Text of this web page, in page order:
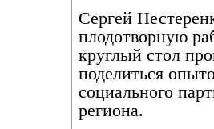
Сергей
плодотворную
круглый стол
поделиться
социального
региона.